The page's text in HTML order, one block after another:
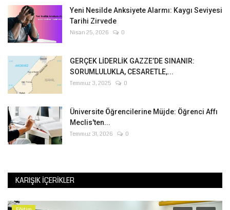
Yeni Nesilde Anksiyete Alarmı: Kaygı Seviyesi
Tarihi Zirvede
Nisan 25, 2026 0
GERÇEK LİDERLİK GAZZE’DE SINANIR:
SORUMLULUKLA, CESARETLE,...
Temmuz 3, 2025 0
Üniversite Öğrencilerine Müjde: Öğrenci Affı
Meclis'ten...
Temmuz 31, 2026 0
KARIŞIK İÇERIKLER